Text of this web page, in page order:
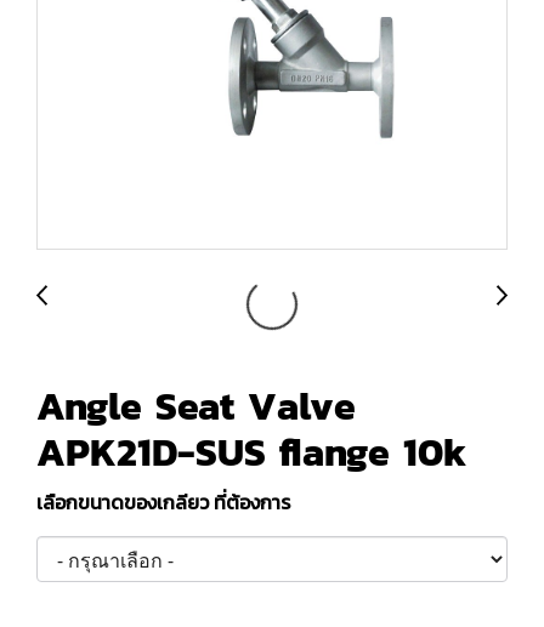
Angle Seat Valve
APK21D-SUS flange 10k
เลือกขนาดของเกลียว ที่ต้องการ